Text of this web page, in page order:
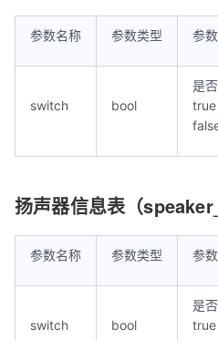
参数名称 参数类型 参
switch bool
是
true
扬声器信息表（
参数名称 参数类型 参
switch bool
是
true